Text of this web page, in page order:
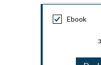
Ebook